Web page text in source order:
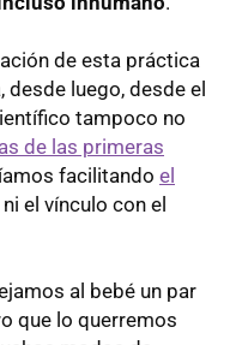
de esta práctica
luego, desde el
tampoco no
de las primeras
facilitando el
ni el vínculo con el
al bebé un par
que lo querremos